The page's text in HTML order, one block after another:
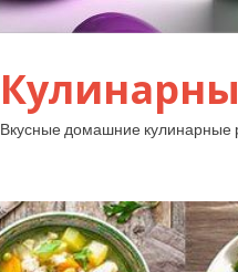
Вкусные домашние кулинарные